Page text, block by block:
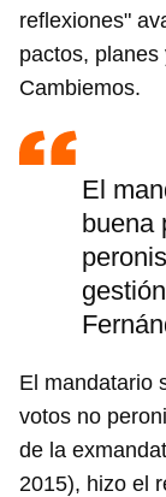
reflexiones"
pactos,
Cambiemos.
El
buena
El mandatario
votos no
de la
2015), hizo el